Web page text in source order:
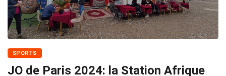
SPORTS
JO de Paris 2024: la Station Afrique